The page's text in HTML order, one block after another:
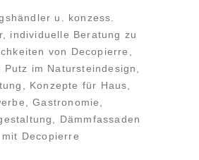
u. konzess.
individuelle Beratung zu
von Decopierre,
im Natursteindesign,
Konzepte für Haus,
Gastronomie,
Dämmfassaden
mit Decopierre